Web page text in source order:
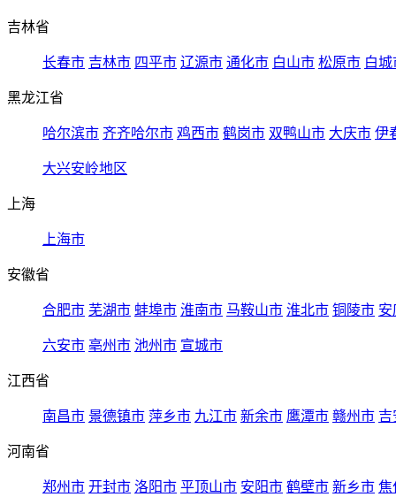
吉林省
长春市 吉林市 四平市 辽源市 通化市 白山市 松原市 白城
黑龙江省
哈尔滨市 齐齐哈尔市 鸡西市 鹤岗市 双鸭山市 大庆市 伊
大兴安岭地区
上海
上海市
安徽省
合肥市 芜湖市 蚌埠市 淮南市 马鞍山市 淮北市 铜陵市 安
六安市 亳州市 池州市 宣城市
江西省
南昌市 景德镇市 萍乡市 九江市 新余市 鹰潭市 赣州市 吉
河南省
郑州市 开封市 洛阳市 平顶山市 安阳市 鹤壁市 新乡市 焦